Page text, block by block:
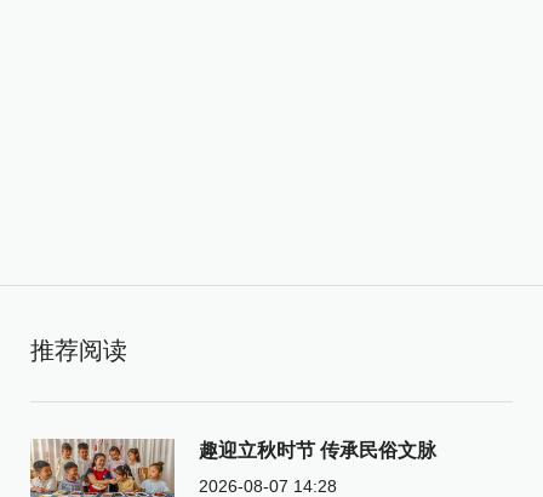
推荐阅读
趣迎立秋时节 传承民俗文脉
2026-08-07 14:28